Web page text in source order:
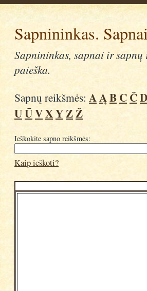
Sapnininkas.
Sapnininkas, sapnai ir
paieška.
Sapnų reikšmės: AĄBCČD
UŪVXYZŽ
Ieškokite sapno reikšmės:
Kaip ieškoti?